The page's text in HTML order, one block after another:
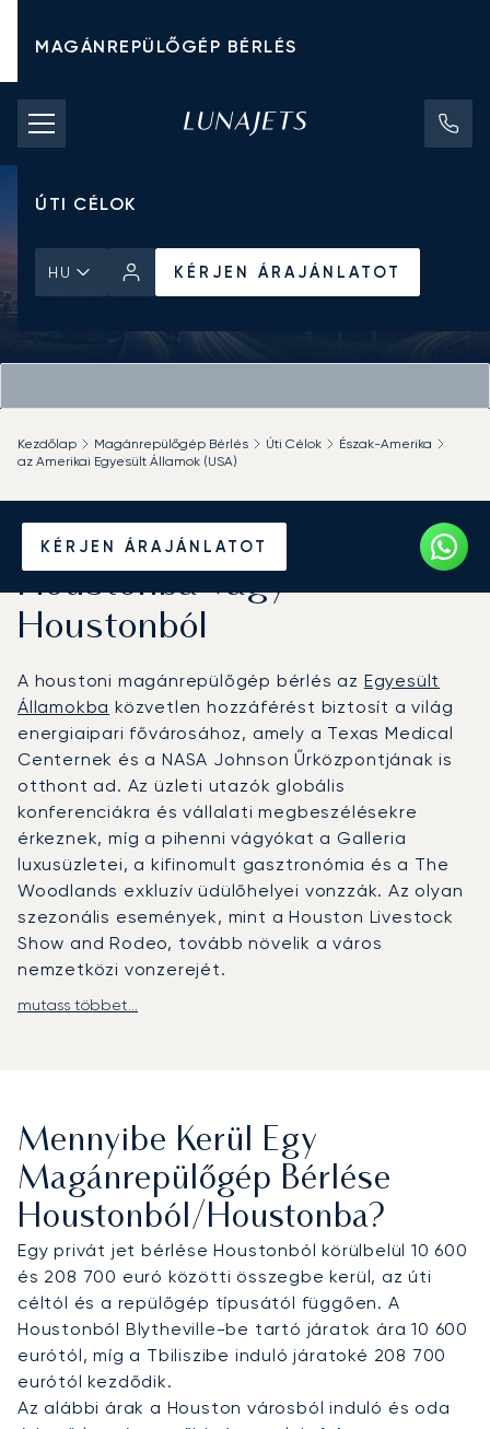
MAGÁNREPÜLŐGÉP BÉRLÉS
CHARTER ÁRAK
MAGÁNREPÜLŐGÉPEK
ÚTI CÉLOK
HU KÉRJEN ÁRAJÁNLATOT
KÉRJEN ÁRAJÁNLATOT
Kezdőlap Magánrepülőgép Bérlés Úti Célok
Észak-Amerika
az Amerikai Egyesült Államok (USA)
Béreljen magánrepülőt
Houstonba vagy
Houstonból
A houstoni magánrepülőgép bérlés az Egyesült
Államokba közvetlen hozzáférést biztosít a világ
energiaipari fővárosához, amely a Texas Medical
Centernek és a NASA Johnson Űrközpontjának is
otthont ad. Az üzleti utazók globális
konferenciákra és vállalati megbeszélésekre
érkeznek, míg a pihenni vágyókat a Galleria
luxusüzletei, a kifinomult gasztronómia és a The
Woodlands exkluzív üdülőhelyei vonzzák. Az olyan
szezonális események, mint a Houston Livestock
Show and Rodeo, tovább növelik a város
nemzetközi vonzerejét.
A LunaJets személyre szabott járatokat kínál a
városközponttól; vagy a Sugar Land Regional
repülőtérre (SGR), a privát repülés kedvelt
központjára Houstontól nyugatra.
Sofőrszolgálatunkkal az utazók közvetlenül
eljuthatnak a vállalati irodákba, olyan
luxusszállodákba, mint a The Post Oak, vagy
kulturális helyszínekre, köztük a Múzeumi
Negyedbe és a NASA látogatóközpontjába.
Két évtizedes tapasztalattal a háta mögött a
LunaJets volt az első európai privát jet brókercég,
amely megkapta az Argus® minősítést, ami a
mutass többet...
Mennyibe Kerül Egy
Magánrepülőgép Bérlése
Houstonból/Houstonba?
Egy privát jet bérlése Houstonból körülbelül 10 600
és 208 700 euró közötti összegbe kerül, az úti
céltól és a repülőgép típusától függően. A
Houstonból Blytheville-be tartó járatok ára 10 600
eurótól, míg a Tbiliszibe induló járatoké 208 700
eurótól kezdődik.
Az alábbi árak a Houston városból induló és oda